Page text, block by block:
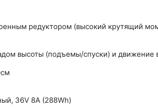
редуктором (высокий крутящий
высоты (подъемы/спуски) и движение
36V 8A (288Wh)